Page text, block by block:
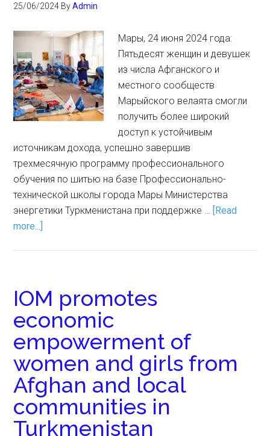
25/06/2024 ByAdmin
Мары, 24 июня 2024 года:
Пятьдесят женщин и девушек
из числа Афганского и
местного сообществ
Марыйского велаята смогли
получить более широкий
доступ к устойчивым
источникам дохода, успешно завершив
трехмесячную программу профессионального
обучения по шитью на базе Профессионально-
технической школы города Мары Министерства
энергетики Туркменистана при поддержке … [Read
more...]
IOM promotes
economic
empowerment of
women and girls from
Afghan and local
communities in
Turkmenistan